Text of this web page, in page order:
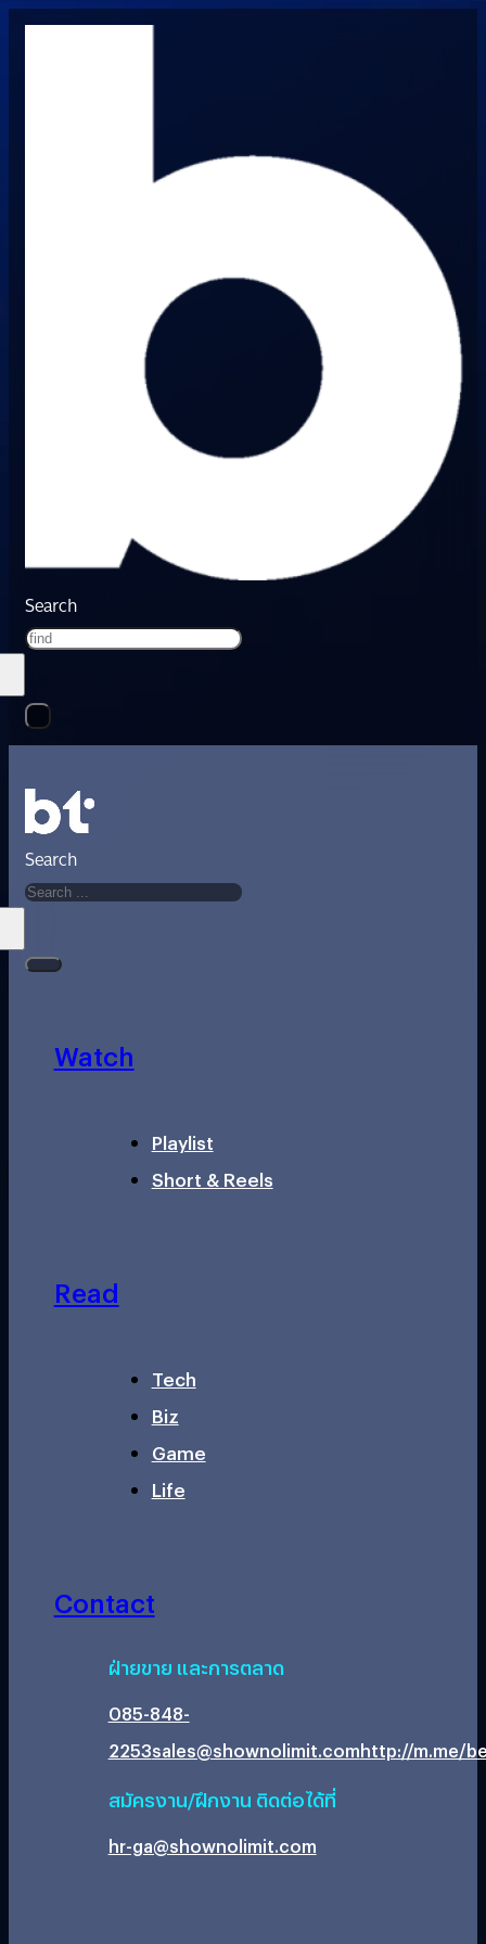
Search
Search
Watch
Playlist
Short & Reels
Read
Tech
Biz
Game
Life
Contact
ฝ่ายขาย และการตลาด
085-848-
2253sales@shownolimit.comhttp://m.me/
สมัครงาน/ฝึกงาน ติดต่อได้ที่
hr-ga@shownolimit.com